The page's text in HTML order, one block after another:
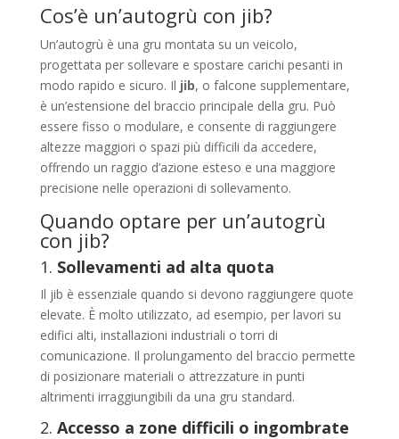
Cos’è un’autogrù con jib?
Un’autogrù è una gru montata su un veicolo,
progettata per sollevare e spostare carichi pesanti in
modo rapido e sicuro. Il jib, o falcone supplementare,
è un’estensione del braccio principale della gru. Può
essere fisso o modulare, e consente di raggiungere
altezze maggiori o spazi più difficili da accedere,
offrendo un raggio d’azione esteso e una maggiore
precisione nelle operazioni di sollevamento.
Quando optare per un’autogrù
con jib?
1. Sollevamenti ad alta quota
Il jib è essenziale quando si devono raggiungere quote
elevate. È molto utilizzato, ad esempio, per lavori su
edifici alti, installazioni industriali o torri di
comunicazione. Il prolungamento del braccio permette
di posizionare materiali o attrezzature in punti
altrimenti irraggiungibili da una gru standard.
2. Accesso a zone difficili o ingombrate